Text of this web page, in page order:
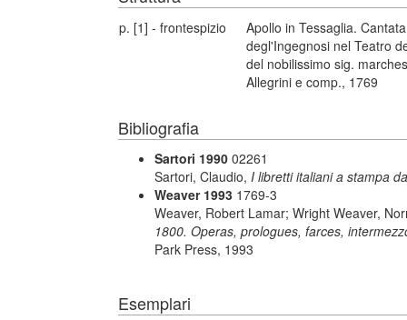
p. [1] - frontespizio
Apollo in Tessaglia.
degl'Ingegnosi nel Teatro
del nobilissimo sig.
Allegrini e comp., 1769
Bibliografia
Sartori 1990 02261
Sartori, Claudio, I libretti italiani a stampa
Weaver 1993 1769-3
Weaver, Robert Lamar; Wright Weaver,
1800. Operas, prologues, farces,
Park Press, 1993
Esemplari